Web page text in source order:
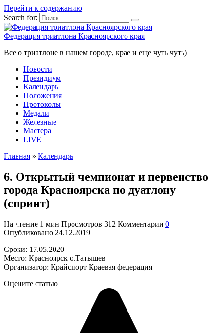
Перейти к содержанию
Search for:
Федерация триатлона Красноярского края
Все о триатлоне в нашем городе, крае и еще чуть чуть)
Новости
Президиум
Календарь
Положения
Протоколы
Медали
Железные
Мастера
LIVE
Главная » Календарь
6. Открытый чемпионат и первенство
города Красноярска по дуатлону
(спринт)
На чтение 1 мин Просмотров 312 Комментарии 0
Опубликовано 24.12.2019
Сроки: 17.05.2020
Место: Красноярск о.Татышев
Организатор: Крайспорт Краевая федерация
Оцените статью